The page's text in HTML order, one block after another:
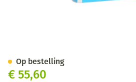
€ 55,60
Op bestelling